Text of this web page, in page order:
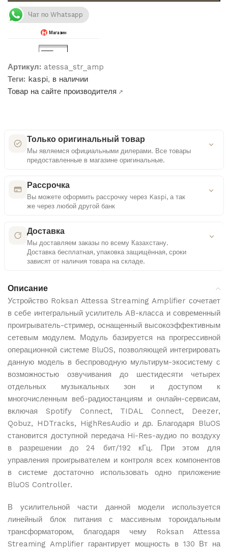
Чат по Whatsapp
Артикул: atessa_str_amp
Теги: kaspi, в наличии
Товар на сайте производителя ↗
Только оригинальный товар
Мы являемся официальными дилерами. Все товары
предоставленные в магазине оригинальные.
Многоступенчатая проверка
Контроль документов и комплектации каждого
товара
Рассрочка
Вы можете оформить рассрочку через Kaspi, а так
же через любой другой банк
Выбор способа оплаты
Прозрачные условия
Все параметры видны до подтверждения
Доставка
Мы доставляем заказы по всему Казахстану.
Доставка бесплатная, упаковка защищённая, сроки
зависят от наличия товара на складе.
Бесплатная доставка
Доставка по всему Казахстану абсолютно бесплатно
для всех заказов
Защищенная упаковка
Все товары упаковываются в надежные материалы
для сохранности при транспортировке
Сроки доставки
Доставка от 1 до 5 рабочих дней в зависимости от
наличия товара на складе
Отслеживание заказа
Вы можете отслеживать статус вашего заказа в
личном кабинете
Подробнее об условиях доставки и работе служб вы
Описание
Устройство Roksan Attessa Streaming Amplifier сочетает
в себе интегральный усилитель AB-класса и современный
проигрыватель-стример, оснащенный высокоэффективным
сетевым модулем. Модуль базируется на прогрессивной
операционной системе BluOS, позволяющей интегрировать
данную модель в беспроводную мультирум-экосистему с
возможностью озвучивания до шестидесяти четырех
отдельных музыкальных зон и доступом к
многочисленным веб-радиостанциям и онлайн-сервисам,
включая Spotify Connect, TIDAL Connect, Deezer,
Qobuz, HDTracks, HighResAudio и др. Благодаря BluOS
становится доступной передача Hi-Res-аудио по воздуху
в разрешении до 24 бит/192 кГц. При этом для
управления проигрывателем и контроля всех компонентов
в системе достаточно использовать одно приложение
BluOS Controller.
В усилительной части данной модели используется
линейный блок питания с массивным тороидальным
трансформатором, благодаря чему Roksan Attessa
Streaming Amplifier гарантирует мощность в 130 Вт на